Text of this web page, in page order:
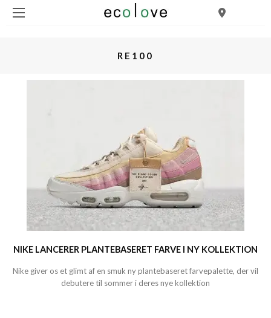
RE100
NIKE LANCERER PLANTEBASERET FARVE I NY KOLLEKTION
Nike giver os et glimt af en smuk ny plantebaseret farvepalette, der vil
debutere til sommer i deres nye kollektion